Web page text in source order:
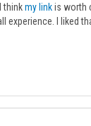
thinkmy linkis worth
experience. I liked